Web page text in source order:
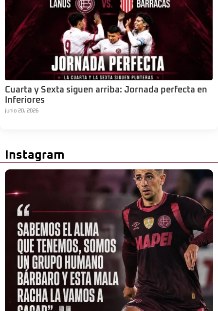
Cuarta y Sexta siguen arriba: Jornada perfecta en
Inferiores
junio 20, 2026
Instagram